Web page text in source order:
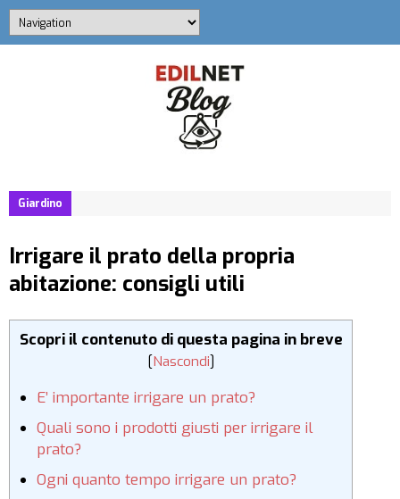
Giardino
Irrigare il prato della propria
abitazione: consigli utili
Scopri il contenuto di questa pagina in breve
[Nascondi]
E’ importante irrigare un prato?
Quali sono i prodotti giusti per irrigare il
prato?
Ogni quanto tempo irrigare un prato?